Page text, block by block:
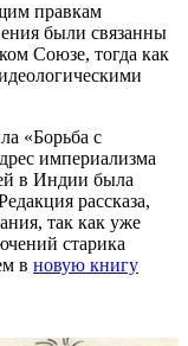
правкам
были связанны
Союзе, тогда как
«Борьба с
империализма
в Индии была
рассказа,
так как уже
старика
в новую книгу